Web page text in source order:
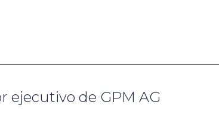
ejecutivo de GPM AG